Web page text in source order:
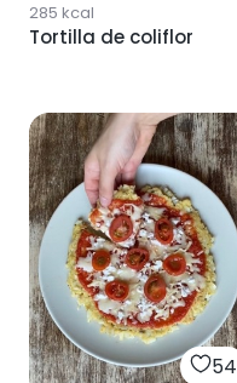
285 kcal
Tortilla de coliflor
54